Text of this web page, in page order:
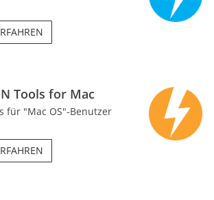
Tools for Mac
für "Mac OS"-Benutzer